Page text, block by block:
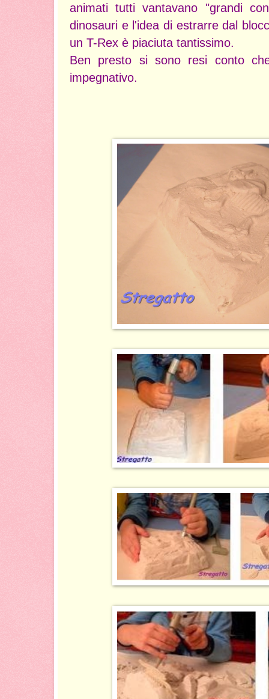
animati tutti vantavano "grandi
dinosauri e l'idea di estrarre dal
un T-Rex è piaciuta tantissimo.
Ben presto si sono resi conto
impegnativo.